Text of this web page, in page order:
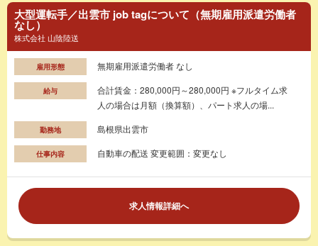
大型運転手／出雲市 job tagについて（無期雇用派遣労働者
なし）
株式会社 山陰陸送
雇用形態 無期雇用派遣労働者 なし
給与
合計賃金：280,000円～280,000円 ※フルタイム求
人の場合は月額（換算額）、パート求人の場...
勤務地 島根県出雲市
仕事内容 自動車の配送 変更範囲：変更なし
求人情報詳細へ